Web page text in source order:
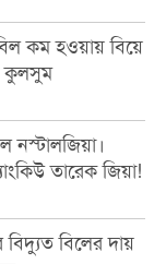
কম হওয়ায় বিয়ে
কুলসুম
নস্টালজিয়া।
তারেক জিয়া!
বিলের দায়